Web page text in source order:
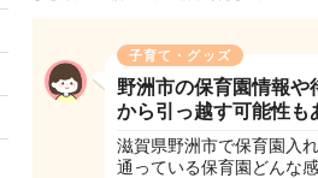
子育て・グッズ
野洲市の保育園情報
から引っ越す可能性も
滋賀県野洲市で保育園入
通っている保育園どんな